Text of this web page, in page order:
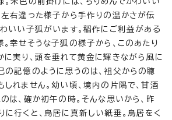
左右違った様子から手作りの温かさが伝
いい子狐がいます。稲作にご利益がある
幸せそうな子狐の様子から、このあたり
実り、頭を垂れて黄金に輝きながら風に
の記億のように思うのは、祖父からの聴
れません。幼い頃、境内の片隅で、甘酒
は、確か初午の時。そんな思いから、昨
行くと、鳥居に真新しい紙垂。鳥居をく